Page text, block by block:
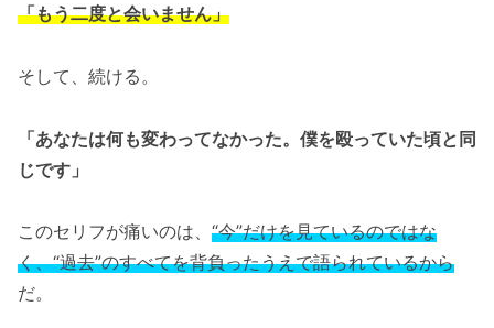
「もう二度と会いません」
そして、続ける。
「あなたは何も変わってなかった。僕を殴っていた頃と同
じです」
このセリフが痛いのは、 “今”だけを見ているのではな
く、“過去”のすべてを背負ったうえで語られているから
だ。